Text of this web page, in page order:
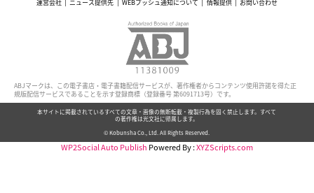
運営会社
ニュース提供先 WEBプッシュ通知について 情報提供 お問い合わせ
ABJマークは、この電子書店・電子書籍配信サービスが、著作権者からコンテンツ使用許諾を得た正
規版配信サービスであることを示す登録商標（登録番号 第6091713号）です。
本サイトに掲載されているすべての文章・画像の無断転載・複製行為を固く禁止します。すべて
の著作権は光文社に帰属します。
© Kobunsha Co., Ltd. All Rights Reserved.
WP2Social Auto Publish Powered By :XYZScripts.com